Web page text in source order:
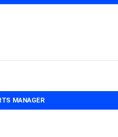
MANAGER